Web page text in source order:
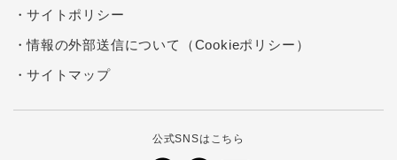
サイトポリシー
情報の外部送信について（Cookieポリシー）
サイトマップ
公式SNSはこちら